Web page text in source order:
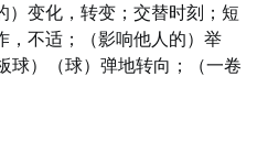
）变化，转变；交替时刻；短
，不适；（影响他人的）举
球）（球）弹地转向；（一卷